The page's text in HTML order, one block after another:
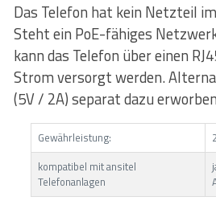
Das Telefon hat kein Netzteil
Steht ein PoE-fähiges
kann das Telefon über einen
Strom versorgt werden.
(5V / 2A) separat dazu
Gewährleistung:
kompatibel mit ansitel
Telefonanlagen